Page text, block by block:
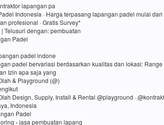
lapangan pa
Indonesia · Harga terpasang lapangan padel mulai dari
profesional · Gratis Survey*
Telusuri dengan: pembuatan
Padel
padel indone
padel bervariasi berdasarkan kualitas dan lokasi:
Izin apa saja yang
& Playground (@)
Design, Supply, Install & Rental @playground ·
Indonesia
Padel
› jasa pembuatan lapang